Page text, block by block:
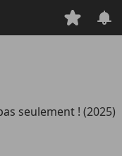
seulement ! (2025)